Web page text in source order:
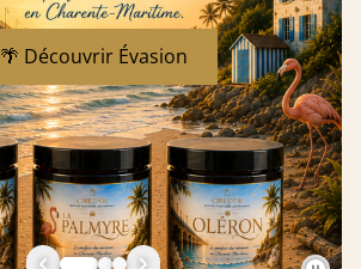
🌴 Découvrir Évasion